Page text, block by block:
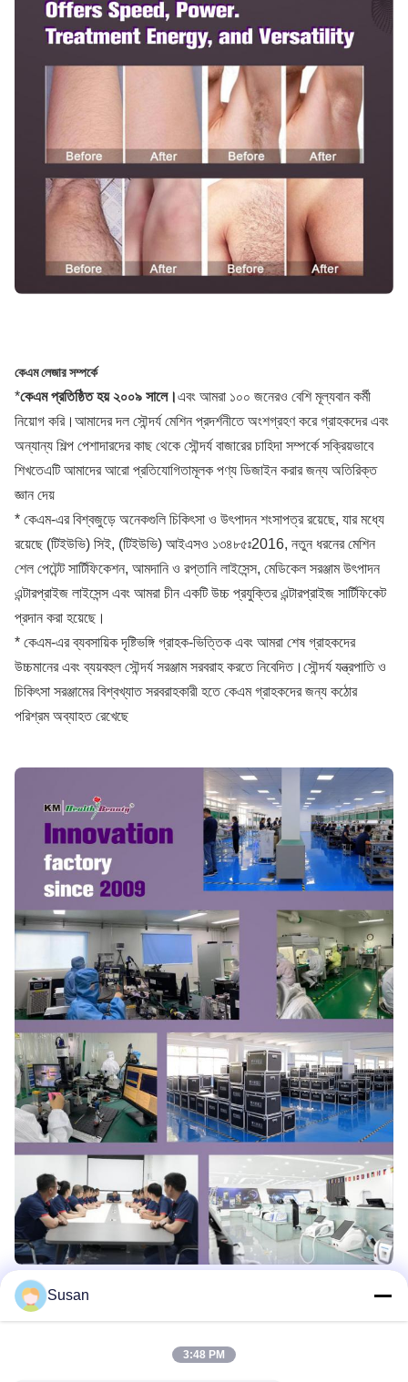
কেএম লেজার সম্পর্কে
*কেএম প্রতিষ্ঠিত হয় ২০০৯ সালে।এবং আমরা ১০০ জনেরও বেশি মূল্যবান কর্মী
নিয়োগ করি।আমাদের দল সৌন্দর্য মেশিন প্রদর্শনীতে অংশগ্রহণ করে গ্রাহকদের এবং
অন্যান্য শিল্প পেশাদারদের কাছ থেকে সৌন্দর্য বাজারের চাহিদা সম্পর্কে সক্রিয়ভাবে
শিখতেএটি আমাদের আরো প্রতিযোগিতামূলক পণ্য ডিজাইন করার জন্য অতিরিক্ত
জ্ঞান দেয়
* কেএম-এর বিশ্বজুড়ে অনেকগুলি চিকিৎসা ও উৎপাদন শংসাপত্র রয়েছে, যার মধ্যে
রয়েছে (টিইউভি) সিই, (টিইউভি) আইএসও ১৩৪৮৫ঃ2016, নতুন ধরনের মেশিন
শেল পেটেন্ট সার্টিফিকেশন, আমদানি ও রপ্তানি লাইসেন্স, মেডিকেল সরঞ্জাম উৎপাদন
এন্টারপ্রাইজ লাইসেন্স এবং আমরা চীন একটি উচ্চ প্রযুক্তির এন্টারপ্রাইজ সার্টিফিকেট
প্রদান করা হয়েছে।
* কেএম-এর ব্যবসায়িক দৃষ্টিভঙ্গি গ্রাহক-ভিত্তিক এবং আমরা শেষ গ্রাহকদের
উচ্চমানের এবং ব্যয়বহুল সৌন্দর্য সরঞ্জাম সরবরাহ করতে নিবেদিত।সৌন্দর্য যন্ত্রপাতি ও
চিকিৎসা সরঞ্জামের বিশ্বখ্যাত সরবরাহকারী হতে কেএম গ্রাহকদের জন্য কঠোর
পরিশ্রম অব্যাহত রেখেছে
Susan
3:48 PM